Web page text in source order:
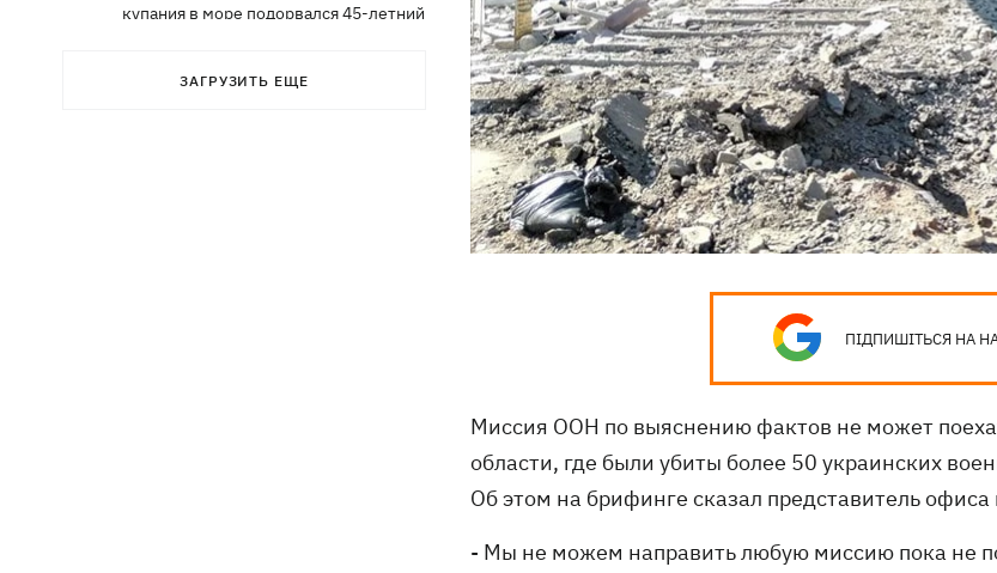
купания в море подорвался 45-летний
ЗАГРУЗИТЬ ЕЩЕ
ПІДПИШІТЬСЯ НА
Миссия ООН по выяснению фактов не может
области, где были убиты более 50 украинских
Об этом на брифинге сказал представитель
- Мы не можем направить любую миссию пока не